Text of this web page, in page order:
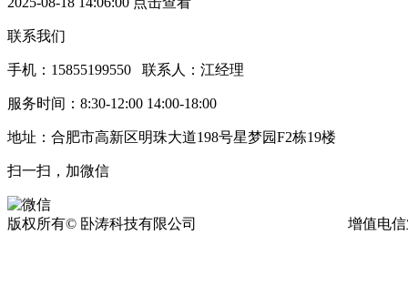
联系我们
手机：15855199550 联系人：江经理
服务时间：8:30-12:00 14:00-18:00
地址：合肥市高新区明珠大道198号星梦园F2栋19楼
扫一扫，加微信
版权所有© 卧涛科技有限公司 增值电